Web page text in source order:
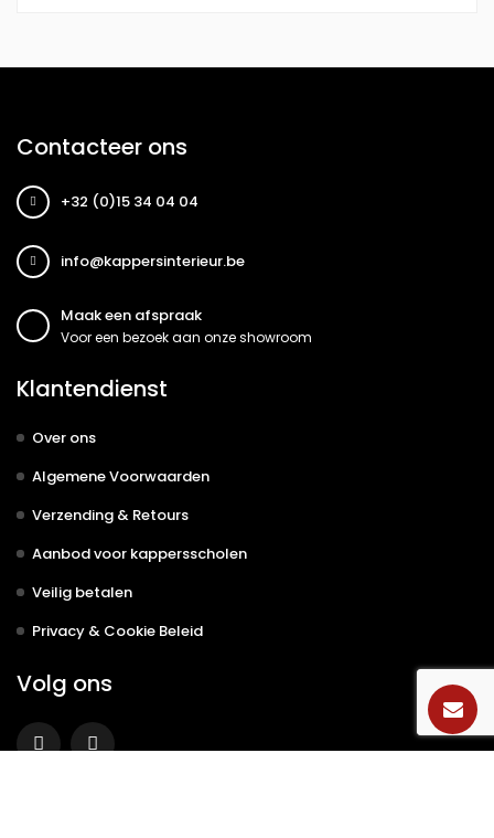
Contacteer ons
+32 (0)15 34 04 04
info@kappersinterieur.be
Maak een afspraak
Voor een bezoek aan onze showroom
Klantendienst
Over ons
Algemene Voorwaarden
Verzending & Retours
Aanbod voor kappersscholen
Veilig betalen
Privacy & Cookie Beleid
Volg ons